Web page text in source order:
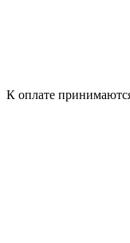
К оплате